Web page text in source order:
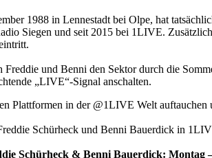
1988 in Lennestadt bei Olpe, hat
Siegen und seit 2015 bei 1LIVE.
und Benni den Sektor durch die
„LIVE“-Signal anschalten.
Plattformen in der @1LIVE Welt
Schürheck und Benni Bauerdick in
Schürheck & Benni Bauerdick: Montag